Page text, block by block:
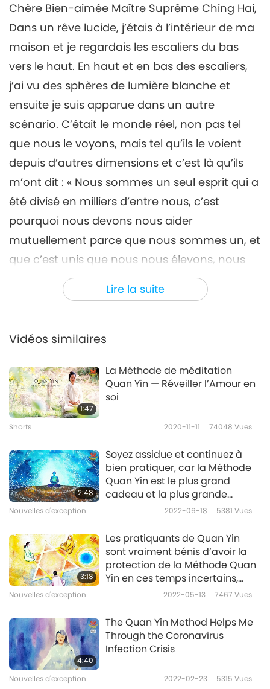
Lire la suite
Chère Bien-aimée Maître Suprême Ching Hai,
Dans un rêve lucide, j’étais à l’intérieur de ma
maison et je regardais les escaliers du bas
vers le haut. En haut et en bas des escaliers,
j’ai vu des sphères de lumière blanche et
ensuite je suis apparue dans un autre
scénario. C’était le monde réel, non pas tel
que nous le voyons, mais tel qu’ils le voient
depuis d’autres dimensions et c’est là qu’ils
m’ont dit : « Nous sommes un seul esprit qui a
été divisé en milliers d’entre nous, c’est
pourquoi nous devons nous aider
mutuellement parce que nous sommes un, et
que c’est unis que nous nous élevons, nous
sommes frères et devons nous aimer en tant
que frères et nous identifier en tant qu’un.
aider les autres à s’éveiller. Ceux qui sont en
haut dépendent des autres pour continuer à
avancer et ceux qui sont en bas dépendent
de ceux qui sont en haut. Ceux qui ne
s’élèvent pas et ne rejoignent pas cet esprit
initial seront rejetés. »
J’ai demandé : « Y a-t-il un autre moyen d’y
parvenir ? » Ils m’ont répondu que oui, mais
j’ai vu que c’était très similaire à la forme
actuelle des naissances et des morts, ce qui
signifiait un long chemin.
Nous, les initiés de la Méthode Quan Yin,
connaissons le seul moyen d’atteindre la
liberté. La Méthode Quan Yin a été présentée
comme une échappatoire, au milieu de
toutes ces pensées, pour atteindre la
libération définitive. C’est grâce à la
compassion et à l’amour que je ressens
Vidéos similaires
1:47
La Méthode de méditation
Quan Yin — Réveiller l’Amour en
soi
Shorts 2020-11-11 74048 Vues
2:48
Soyez assidue et continuez à
bien pratiquer, car la Méthode
Quan Yin est le plus grand
cadeau et la plus grande
protection que l’on puisse avoir
Nouvelles d'exception 2022-06-18 5381 Vues
3:18
Les pratiquants de Quan Yin
sont vraiment bénis d’avoir la
protection de la Méthode Quan
Yin en ces temps incertains,
étant donné qu’ils sont sincères
Nouvelles d'exception 2022-05-13 7467 Vues
4:40
The Quan Yin Method Helps Me
Through the Coronavirus
Infection Crisis
Nouvelles d'exception 2022-02-23 5315 Vues